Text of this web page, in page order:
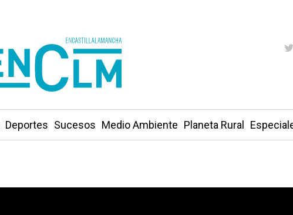
Deportes Sucesos Medio Ambiente Planeta Rural